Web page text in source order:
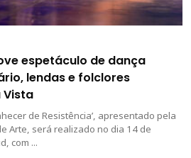
espetáculo de dança
lendas e folclores
Vista
de Resistência’, apresentado pela
Arte, será realizado no dia 14 de
com ...